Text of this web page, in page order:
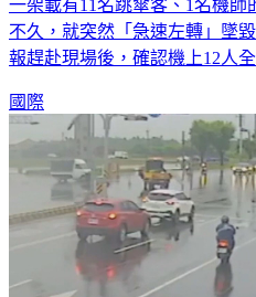
一架載有11名跳傘客、1名機
不久，就突然「急速左轉」墜
報趕赴現場後，確認機上12人
國際